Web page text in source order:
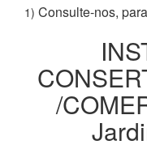
1) Consulte-nos,
/